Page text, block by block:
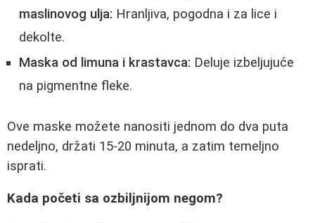
maslinovog ulja: Hranljiva, pogodna i za lice i
dekolte.
Maska od limuna i krastavca: Deluje izbeljujuće
na pigmentne fleke.
Ove maske možete nanositi jednom do dva puta
nedeljno, držati 15-20 minuta, a zatim temeljno
isprati.
Kada početi sa ozbiljnijom negom?